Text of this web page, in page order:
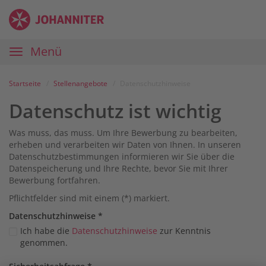
Zum
Inhalt
Anmelden
Zur
Navigation
Zur
Startseite
Karriereportal
Johanniter
Hauptnavigation
Menü
Startseite Stellenangebote
Datenschutz ist wichtig
Was muss, das muss. Um Ihre Bewerbung zu bearbeiten,
erheben und verarbeiten wir Daten von Ihnen. In unseren
Datenschutzbestimmungen informieren wir Sie über die
Datenspeicherung und Ihre Rechte, bevor Sie mit Ihrer
Bewerbung fortfahren.
Pflichtfelder sind mit einem (*) markiert.
Datenschutz­hinweise *
Ich habe die Datenschutzhinweise zur Kenntnis
genommen.